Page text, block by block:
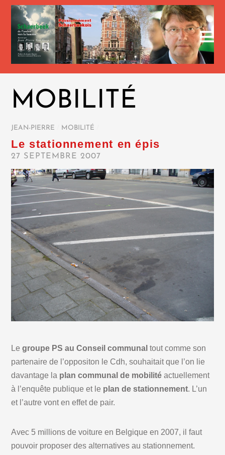
MOBILITÉ
JEAN-PIERRE MOBILITÉ
Le stationnement en épis
27 SEPTEMBRE 2007
Legroupe PS au Conseil communal tout comme son
partenaire de l’oppositon le Cdh, souhaitait que l’on lie
davantage la plan communal de mobilité actuellement
à l’enquête publique et le plan de stationnement. L’un
et l’autre vont en effet de pair.
Avec 5 millions de voiture en Belgique en 2007, il faut
pouvoir proposer des alternatives au stationnement.